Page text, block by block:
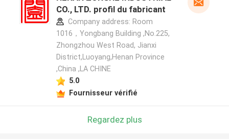
CO., LTD. profil du fabricant
Company address: Room
1016，Yongbang Building ,No.225,
Zhongzhou West Road, Jianxi
District,Luoyang,Henan Province
,China ,LA CHINE
5.0
Fournisseur vérifié
Regardez plus